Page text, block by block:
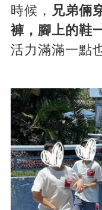
時候， 兄弟倆
褲，腳上的鞋
活力滿滿一點